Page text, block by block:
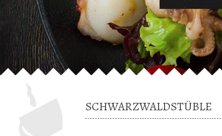
SCHWARZWALDSTÜBLE